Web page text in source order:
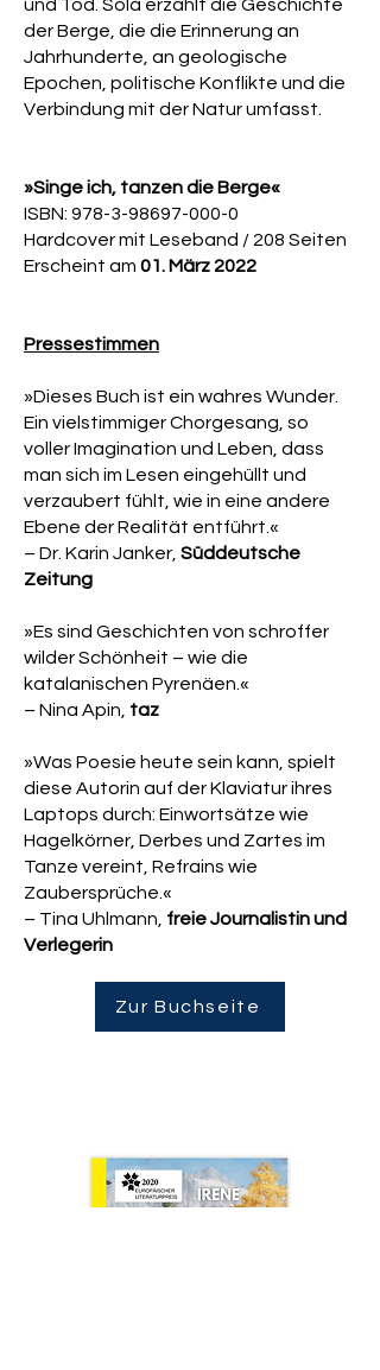
und Tod. Solà erzählt die Geschichte
der Berge, die die Erinnerung an
Jahrhunderte, an geologische
Epochen, politische Konflikte und die
Verbindung mit der Natur umfasst.
»Singe ich, tanzen die Berge«
ISBN: 978-3-98697-000-0
Hardcover mit Leseband / 208 Seiten
Erscheint am 01. März 2022
Pressestimmen
»Dieses Buch ist ein wahres Wunder.
Ein vielstimmiger Chorgesang, so
voller Imagination und Leben, dass
man sich im Lesen eingehüllt und
verzaubert fühlt, wie in eine andere
Ebene der Realität entführt.«
– Dr. Karin Janker, Süddeutsche
Zeitung
»Es sind Geschichten von schroffer
wilder Schönheit – wie die
katalanischen Pyrenäen.«
– Nina Apin, taz
»Was Poesie heute sein kann, spielt
diese Autorin auf der Klaviatur ihres
Laptops durch: Einwortsätze wie
Hagelkörner, Derbes und Zartes im
Tanze vereint, Refrains wie
Zaubersprüche.«
– Tina Uhlmann, freie Journalistin und
Verlegerin
Zur Buchseite